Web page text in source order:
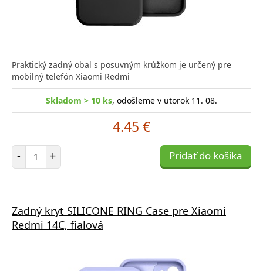
Praktický zadný obal s posuvným krúžkom je určený pre
mobilný telefón Xiaomi Redmi
Skladom > 10 ks, odošleme v utorok 11. 08.
4.45 €
- Počet položiek
+ Pridať do košíka
Zadný kryt SILICONE RING Case pre Xiaomi
Redmi 14C, fialová